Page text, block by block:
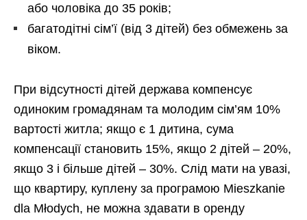
або чоловіка до 35 років;
багатодітні сім’ї (від 3 дітей) без обмежень за
віком.
При відсутності дітей держава компенсує
одиноким громадянам та молодим сім’ям 10%
вартості житла; якщо є 1 дитина, сума
компенсації становить 15%, якщо 2 дітей – 20%,
якщо 3 і більше дітей – 30%. Слід мати на увазі,
що квартиру, куплену за програмою Mieszkanie
dla Młodych, не можна здавати в оренду